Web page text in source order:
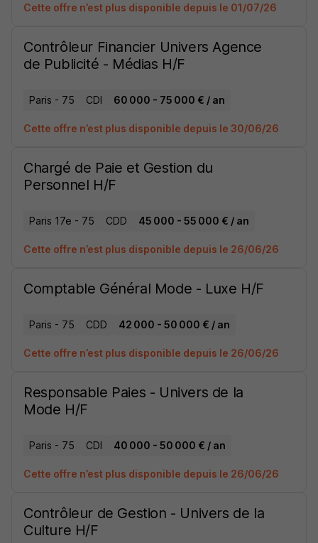
Cette offre n’est plus disponible depuis le 01/07/26
Contrôleur Financier Univers Agence
de Publicité - Médias H/F
Paris - 75 CDI 60 000 - 75 000 € / an
Cette offre n’est plus disponible depuis le 30/06/26
Chargé de Paie et Gestion du
Personnel H/F
Paris 17e - 75 CDD 45 000 - 55 000 € / an
Cette offre n’est plus disponible depuis le 26/06/26
Comptable Général Mode - Luxe H/F
Paris - 75 CDD 42 000 - 50 000 € / an
Cette offre n’est plus disponible depuis le 26/06/26
Responsable Paies - Univers de la
Mode H/F
Paris - 75 CDI 40 000 - 50 000 € / an
Cette offre n’est plus disponible depuis le 26/06/26
Contrôleur de Gestion - Univers de la
Culture H/F